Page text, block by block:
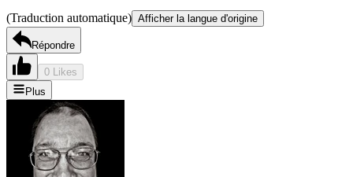
(Traduction automatique) Afficher la langue d'origine
Répondre
0 Likes
Plus